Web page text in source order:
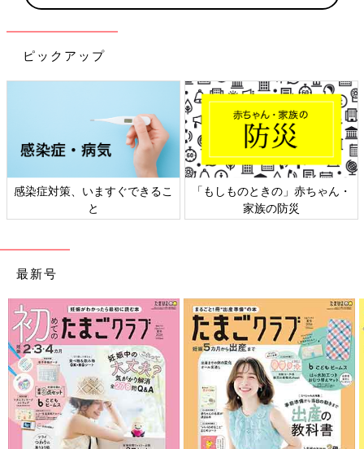
ピックアップ
日本外来小児科学会リーフレッ
ト検討会
六星占術 細木かおりさんの人生
相談
最新号